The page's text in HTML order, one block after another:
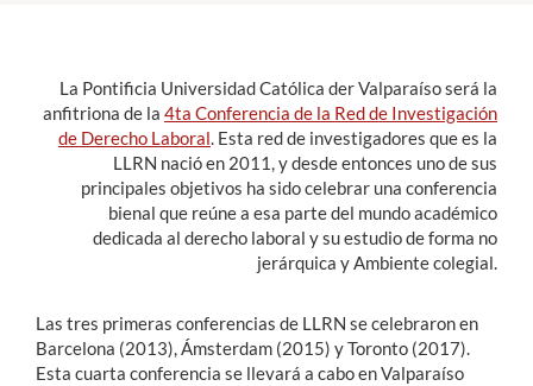
Funcionarios
Alumni
English
La Pontificia Universidad Católica der Valparaíso será la
anfitriona de la 4ta Conferencia de la Red de Investigación
de Derecho Laboral. Esta red de investigadores que es la
LLRN nació en 2011, y desde entonces uno de sus
principales objetivos ha sido celebrar una conferencia
bienal que reúne a esa parte del mundo académico
dedicada al derecho laboral y su estudio de forma no
jerárquica y Ambiente colegial.
Las tres primeras conferencias de LLRN se celebraron en
Barcelona (2013), Ámsterdam (2015) y Toronto (2017).
Esta cuarta conferencia se llevará a cabo en Valparaíso